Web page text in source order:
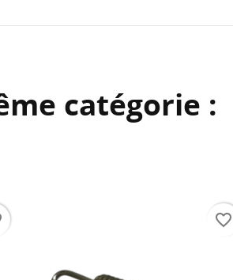
catégorie :
favorite_border